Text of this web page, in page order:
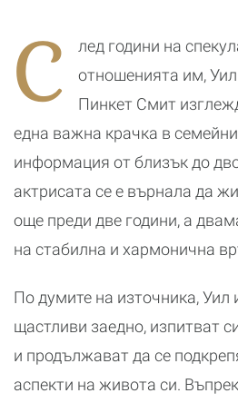
най-
романтичната
почивка
Хари
С
лед години на
отношенията им,
Пинкет Смит
една важна крачка в
информация от близък до
актрисата се е върнала да
още преди две години, а
на стабилна и хармонична
По думите на източника, Уил
щастливи заедно, изпитват
и продължават да се
аспекти на живота си.